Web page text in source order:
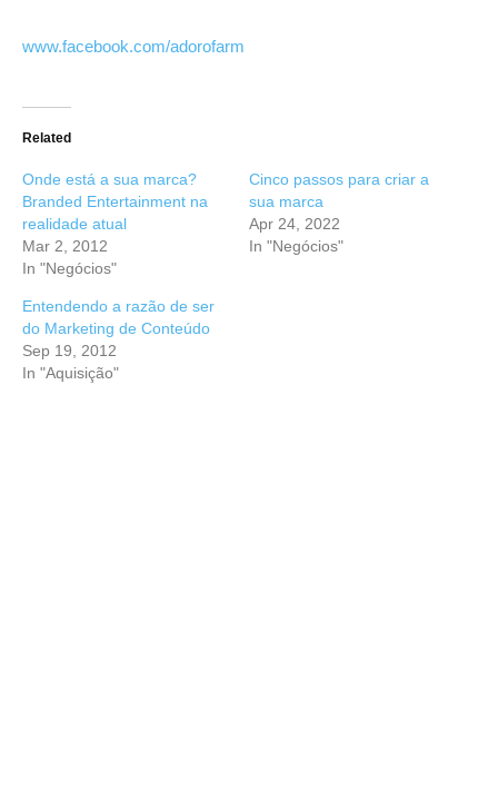
www.facebook.com/adorofarm
Related
Onde está a sua marca?
Branded Entertainment na
realidade atual
Mar 2, 2012
In "Negócios"
Cinco passos para criar a
sua marca
Apr 24, 2022
In "Negócios"
Entendendo a razão de ser
do Marketing de Conteúdo
Sep 19, 2012
In "Aquisição"